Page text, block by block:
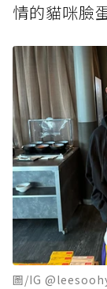
情的貓咪臉
圖/IG